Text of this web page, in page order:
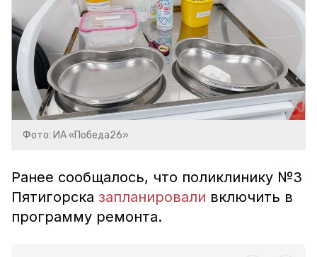
Фото: ИА «Победа26»
Ранее сообщалось, что поликлинику №3
Пятигорска запланировали включить в
программу ремонта.